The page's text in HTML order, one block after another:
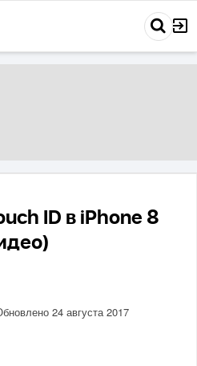
ID в iPhone 8
24 августа 2017